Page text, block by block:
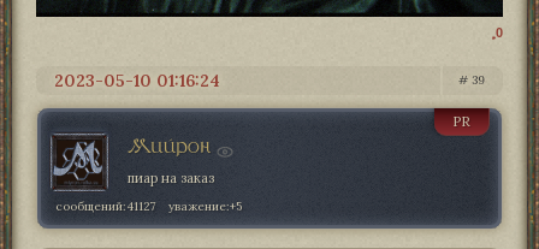
0
39
2023-05-10 01:16:24
Мийрон
PR
пиар на заказ
сообщений:41127 уважение:+5